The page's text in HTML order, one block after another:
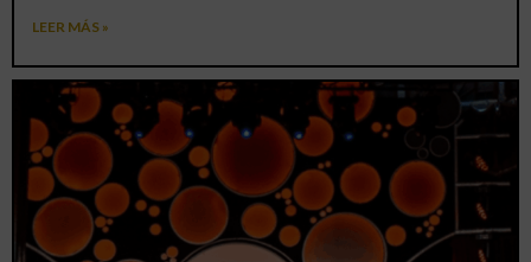
LEER MÁS »